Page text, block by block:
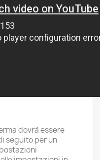
dovrà essere
seguito per un